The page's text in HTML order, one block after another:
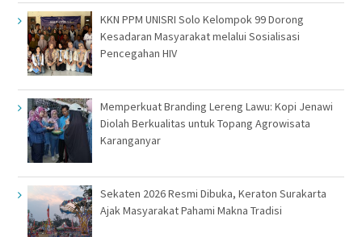
KKN PPM UNISRI Solo Kelompok 99 Dorong
Kesadaran Masyarakat melalui Sosialisasi
Pencegahan HIV
Memperkuat Branding Lereng Lawu: Kopi Jenawi
Diolah Berkualitas untuk Topang Agrowisata
Karanganyar
Sekaten 2026 Resmi Dibuka, Keraton Surakarta
Ajak Masyarakat Pahami Makna Tradisi